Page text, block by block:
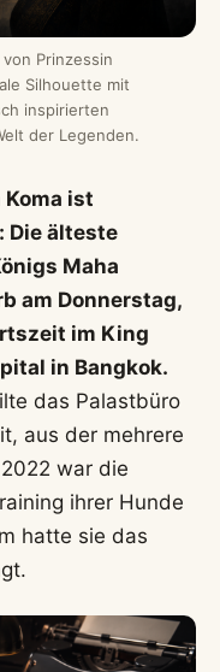
Prinzessin
Silhouette mit
inspirierten
der Legenden.
ist
Die älteste
Maha
am Donnerstag,
im King
in Bangkok.
das Palastbüro
aus der mehrere
war die
ihrer Hunde
hatte sie das